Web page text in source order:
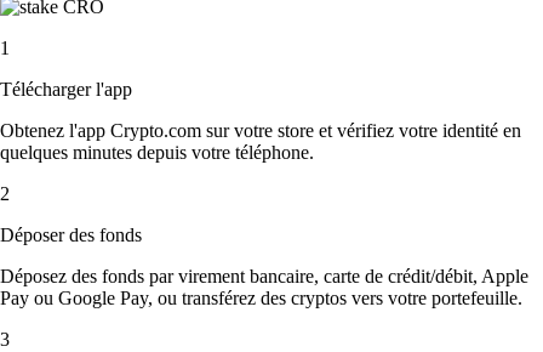
1
Télécharger l'app
Obtenez l'app Crypto.com sur votre store et vérifiez votre identité en
quelques minutes depuis votre téléphone.
2
Déposer des fonds
Déposez des fonds par virement bancaire, carte de crédit/débit, Apple
Pay ou Google Pay, ou transférez des cryptos vers votre portefeuille.
3